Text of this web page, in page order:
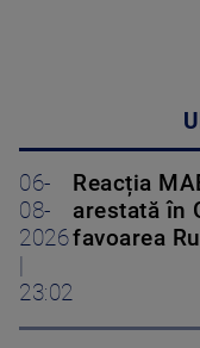
06-
08-
2026
23:02
Reacția
arestată în
favoarea